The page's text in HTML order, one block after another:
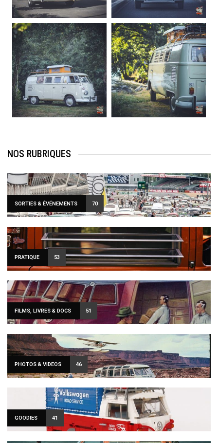
220
4
177
0
becombi
Août 10
120
0
becombi
Août 10
108
0
NOS RUBRIQUES
SORTIES & ÉVÉNEMENTS 70
PRATIQUE 53
FILMS, LIVRES & DOCS 51
PHOTOS & VIDEOS 46
GOODIES 41